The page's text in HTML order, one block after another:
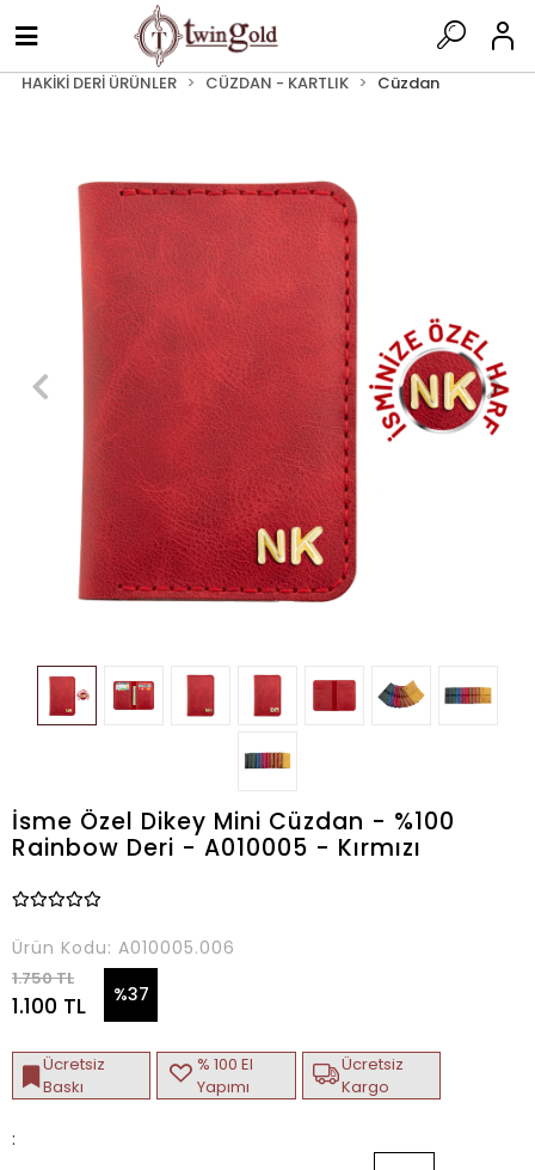
HAKİKİ DERİ ÜRÜNLER CÜZDAN - KARTLIK Cüzdan
İsme Özel Dikey Mini Cüzdan - %100
Rainbow Deri - A010005 - Kırmızı
Ürün Kodu: A010005.006
1.750 TL
1.100 TL %37
Ücretsiz
Baskı
% 100 El
Yapımı
Ücretsiz
Kargo
: